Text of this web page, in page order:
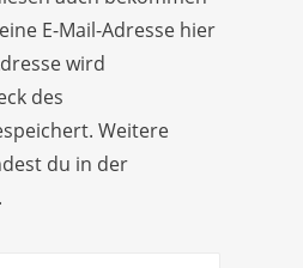
E-Mail-Adresse hier
wird
des
Weitere
du in der
.